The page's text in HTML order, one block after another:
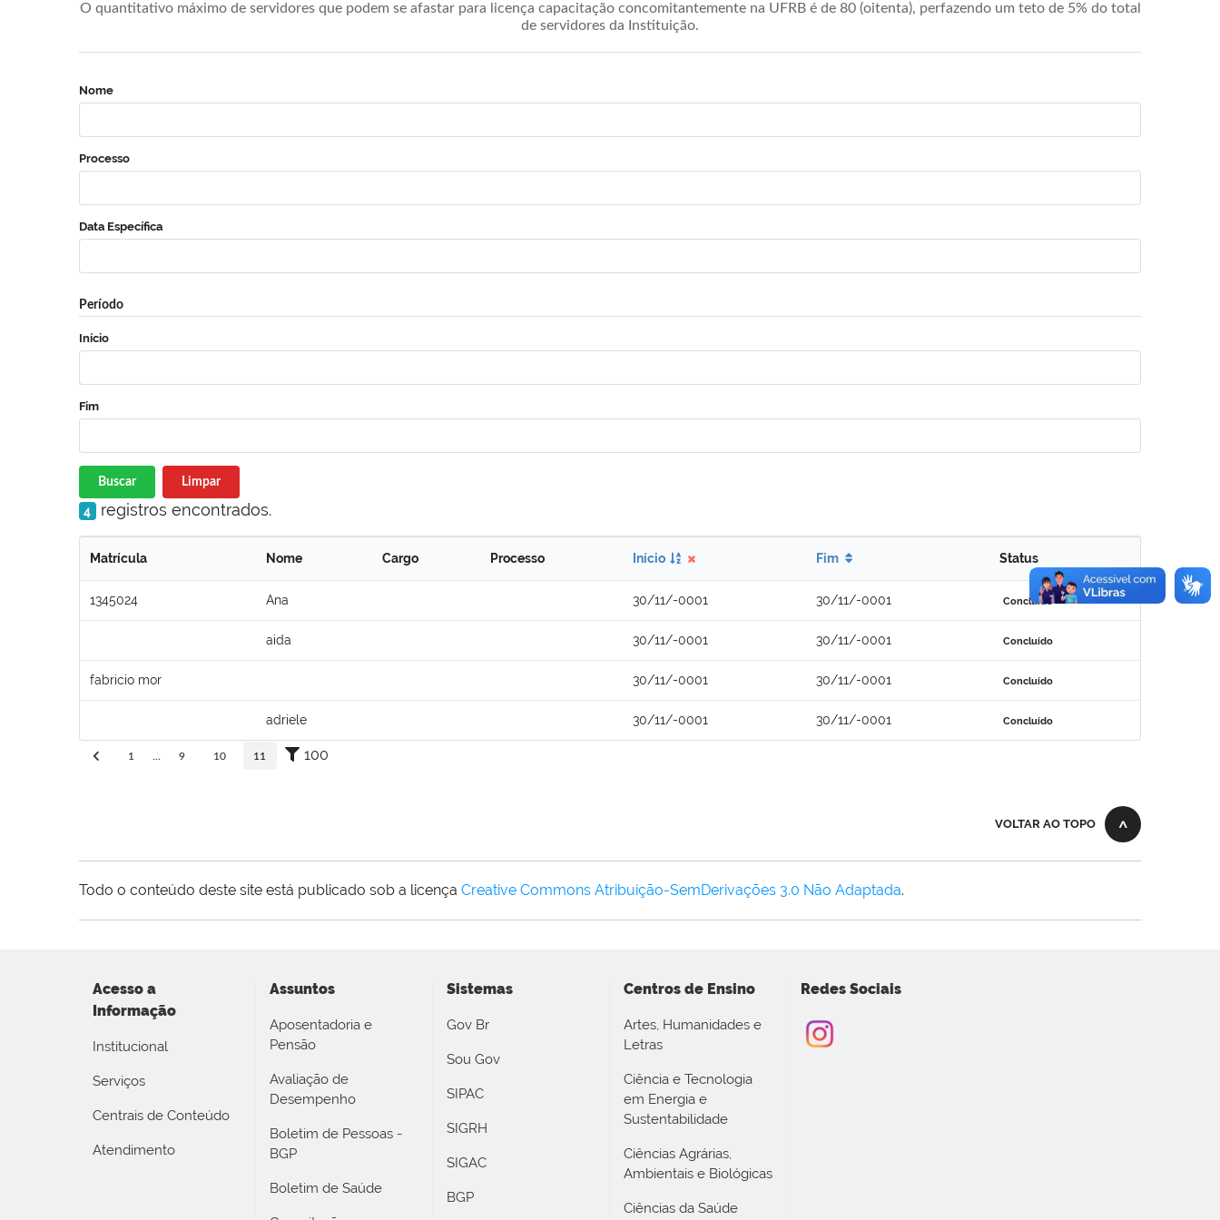
O quantitativo máximo de servidores que podem se afastar para licença capacitação concomitantemente na UFRB é de 80 (oitenta), perfazendo um teto de 5% do total
de servidores da Instituição.
Nome
Processo
Data Específica
Período
Início
Fim
Buscar Limpar
4 registros encontrados.
Matrícula Nome Cargo Processo Início Fim Status
1345024 Ana 30/11/-0001 30/11/-0001 Concluído
aida 30/11/-0001 30/11/-0001 Concluído
fabricio mor 30/11/-0001 30/11/-0001 Concluído
adriele 30/11/-0001 30/11/-0001 Concluído
1 9 10 11 100
VOLTAR AO TOPO
Todo o conteúdo deste site está publicado sob a licença Creative Commons Atribuição-SemDerivações 3.0 Não Adaptada.
Acesso a
Informação
Institucional
Serviços
Centrais de Conteúdo
Atendimento
Assuntos
Aposentadoria e
Pensão
Avaliação de
Desempenho
Boletim de Pessoas -
BGP
Boletim de Saúde
Sistemas
Gov Br
Sou Gov
SIPAC
SIGRH
SIGAC
BGP
Centros de Ensino
Artes, Humanidades e
Letras
Ciência e Tecnologia
em Energia e
Sustentabilidade
Ciências Agrárias,
Ambientais e Biológicas
Ciências da Saúde
Redes Sociais